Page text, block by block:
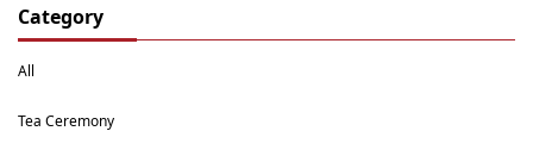
Category
All
Tea Ceremony